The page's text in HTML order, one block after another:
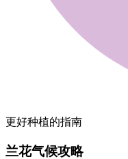
更好种植的指南
兰花气候攻略